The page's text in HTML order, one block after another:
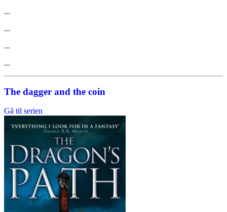
...
...
...
...
The dagger and the coin
Gå til serien